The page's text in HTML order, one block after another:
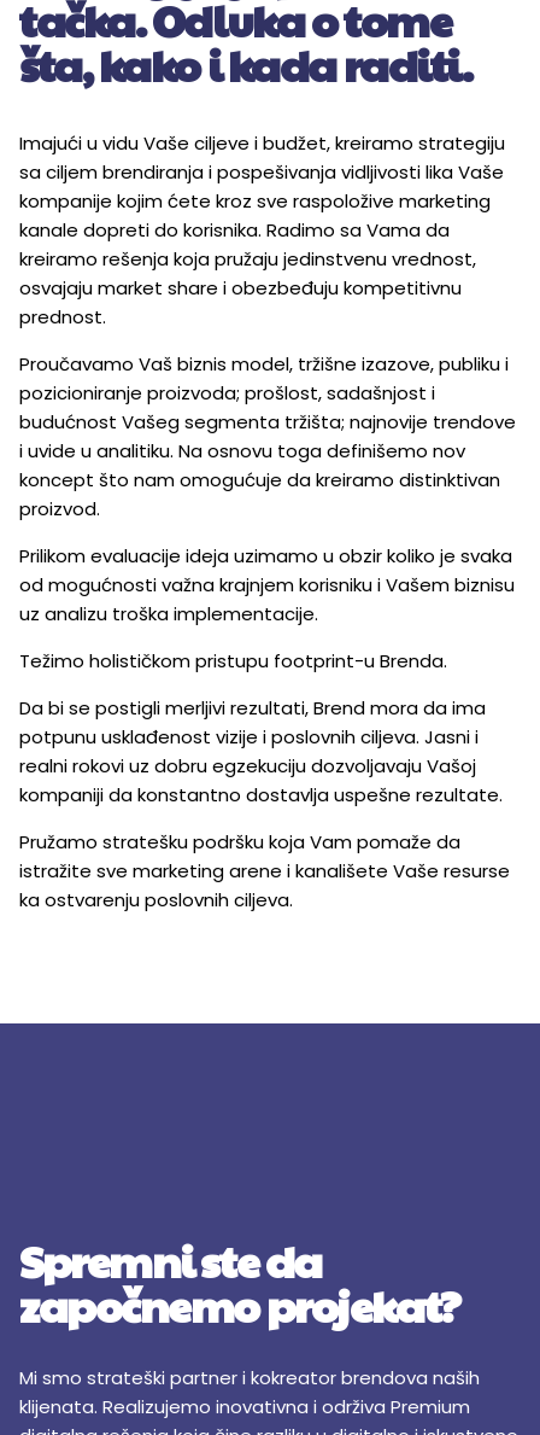
tačka. Odluka o tome
šta, kako i kada raditi.
Imajući u vidu Vaše ciljeve i budžet, kreiramo strategiju
sa ciljem brendiranja i pospešivanja vidljivosti lika Vaše
kompanije kojim ćete kroz sve raspoložive marketing
kanale dopreti do korisnika. Radimo sa Vama da
kreiramo rešenja koja pružaju jedinstvenu vrednost,
osvajaju market share i obezbeđuju kompetitivnu
prednost.
Proučavamo Vaš biznis model, tržišne izazove, publiku i
pozicioniranje proizvoda; prošlost, sadašnjost i
budućnost Vašeg segmenta tržišta; najnovije trendove
i uvide u analitiku. Na osnovu toga definišemo nov
koncept što nam omogućuje da kreiramo distinktivan
proizvod.
Prilikom evaluacije ideja uzimamo u obzir koliko je svaka
od mogućnosti važna krajnjem korisniku i Vašem biznisu
uz analizu troška implementacije.
Težimo holističkom pristupu footprint-u Brenda.
Da bi se postigli merljivi rezultati, Brend mora da ima
potpunu usklađenost vizije i poslovnih ciljeva. Jasni i
realni rokovi uz dobru egzekuciju dozvoljavaju Vašoj
kompaniji da konstantno dostavlja uspešne rezultate.
Pružamo stratešku podršku koja Vam pomaže da
istražite sve marketing arene i kanališete Vaše resurse
ka ostvarenju poslovnih ciljeva.
Spremni ste da
započnemo projekat?
Mi smo strateški partner i kokreator brendova naših
klijenata. Realizujemo inovativna i održiva Premium